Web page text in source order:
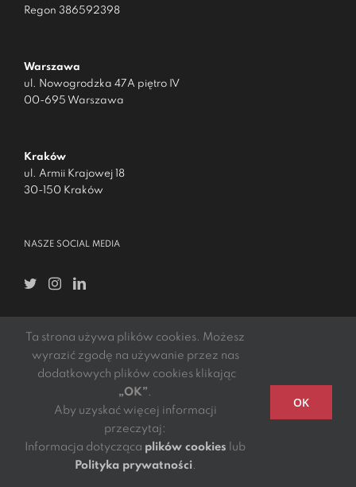
Regon 386592398
Warszawa
ul. Nowogrodzka 47A piętro IV
00-695 Warszawa
Kraków
ul. Armii Krajowej 18
30-150 Kraków
NASZE SOCIAL MEDIA
WARTO WIEDZIEĆ
Polityka prywatności
Ogólne warunki sprzedaży
Ta strona używa plików cookies. Możesz
wyrazić zgodę na używanie przez nas
dodatkowych plików cookies klikając
„OK” .
Aby uzyskać więcej informacji
przeczytaj:
Informacja dotycząca plików cookies lub
Polityka prywatności .
OK